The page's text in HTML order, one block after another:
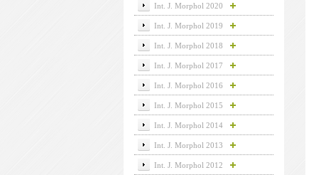
Int. J. Morphol 2020
Int. J. Morphol 2019
Int. J. Morphol 2018
Int. J. Morphol 2017
Int. J. Morphol 2016
Int. J. Morphol 2015
Int. J. Morphol 2014
Int. J. Morphol 2013
Int. J. Morphol 2012